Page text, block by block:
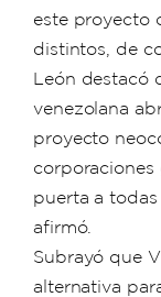
este proyecto
distintos, de
León destacó
venezolana
proyecto
corporaciones
puerta a todas
afirmó.
Subrayó que
alternativa